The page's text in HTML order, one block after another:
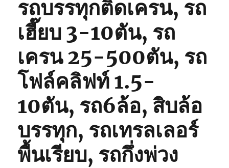
รถบรรทุกติดเครน, รถ
เฮี๊ยบ 3-10ตัน, รถ
เครน 25-500ตัน, รถ
โฟล์คลิฟท์ 1.5-
10ตัน, รถ6ล้อ, สิบล้อ
บรรทุก, รถเทรลเลอร์
พื้นเรียบ, รถกึ่งพ่วง